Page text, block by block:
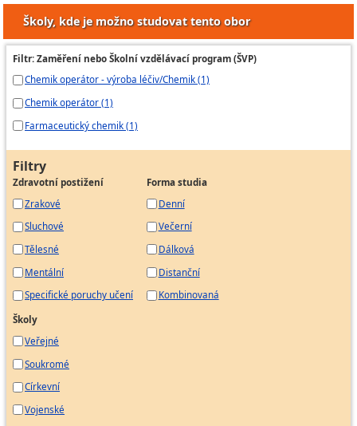
Výrobce buničiny v kontinuální výrobě
Papírenský přípravář
Školy, kde je možno studovat tento obor
Filtr: Zaměření nebo Školní vzdělávací program (ŠVP)
Chemik operátor - výroba léčiv/Chemik (1)
Chemik operátor (1)
Farmaceutický chemik (1)
Filtry
Zdravotní postižení
Zrakové
Sluchové
Tělesné
Mentální
Specifické poruchy učení
Forma studia
Denní
Večerní
Dálková
Distanční
Kombinovaná
Školy
Veřejné
Soukromé
Církevní
Vojenské